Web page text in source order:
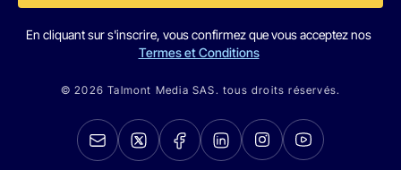
En cliquant sur s'inscrire, vous confirmez que vous acceptez nos
Termes et Conditions
© 2026 Talmont Media SAS. tous droits réservés.